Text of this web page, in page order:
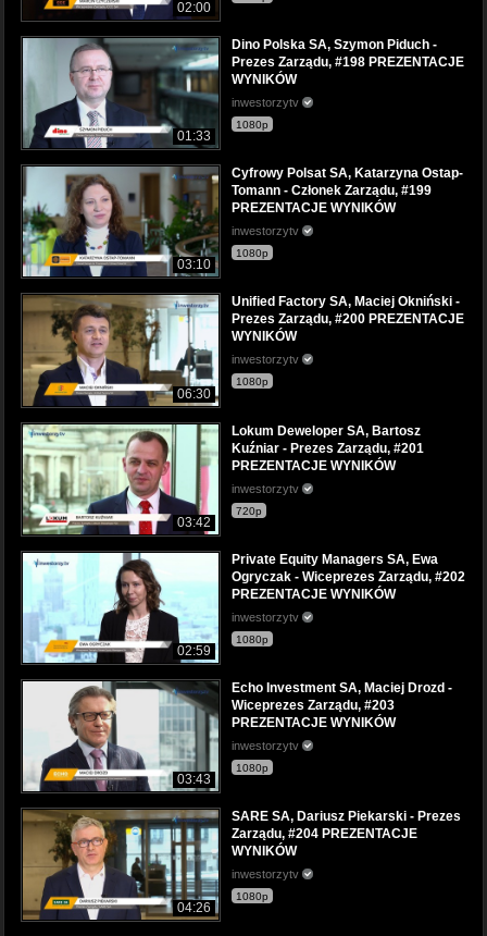
02:00
01:33
Dino Polska SA, Szymon Piduch -
Prezes Zarządu, #198 PREZENTACJE
WYNIKÓW
inwestorzytv
1080p
03:10
Cyfrowy Polsat SA, Katarzyna Ostap-
Tomann - Członek Zarządu, #199
PREZENTACJE WYNIKÓW
inwestorzytv
1080p
06:30
Unified Factory SA, Maciej Okniński -
Prezes Zarządu, #200 PREZENTACJE
WYNIKÓW
inwestorzytv
1080p
03:42
Lokum Deweloper SA, Bartosz
Kuźniar - Prezes Zarządu, #201
PREZENTACJE WYNIKÓW
inwestorzytv
720p
02:59
Private Equity Managers SA, Ewa
Ogryczak - Wiceprezes Zarządu, #202
PREZENTACJE WYNIKÓW
inwestorzytv
1080p
03:43
Echo Investment SA, Maciej Drozd -
Wiceprezes Zarządu, #203
PREZENTACJE WYNIKÓW
inwestorzytv
1080p
04:26
SARE SA, Dariusz Piekarski - Prezes
Zarządu, #204 PREZENTACJE
WYNIKÓW
inwestorzytv
1080p